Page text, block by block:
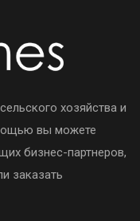
хозяйства и
вы можете
бизнес-партнеров,
заказать